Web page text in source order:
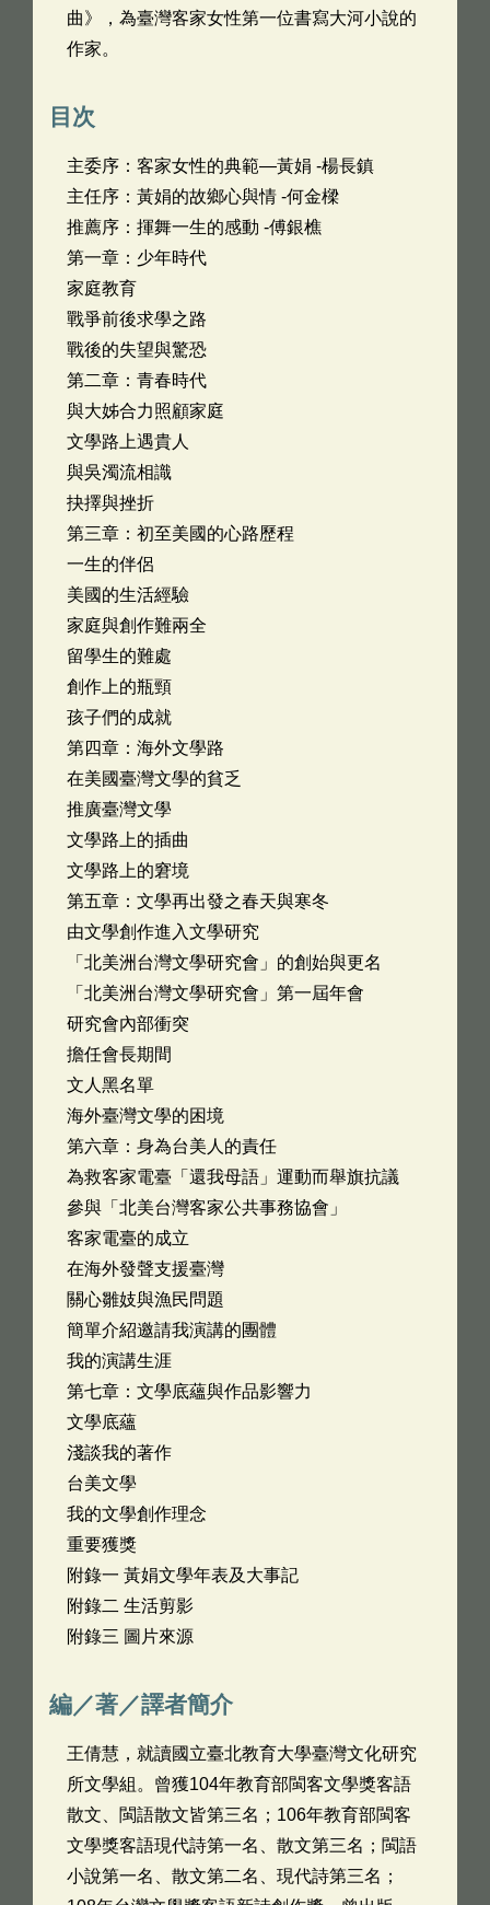
曲》，為臺灣客家女性第一位書寫大河小說的
作家。
目次
主委序：客家女性的典範—黃娟 -楊長鎮
主任序：黃娟的故鄉心與情 -何金樑
推薦序：揮舞一生的感動 -傅銀樵
第一章：少年時代
家庭教育
戰爭前後求學之路
戰後的失望與驚恐
第二章：青春時代
與大姊合力照顧家庭
文學路上遇貴人
與吳濁流相識
抉擇與挫折
第三章：初至美國的心路歷程
一生的伴侶
美國的生活經驗
家庭與創作難兩全
留學生的難處
創作上的瓶頸
孩子們的成就
第四章：海外文學路
在美國臺灣文學的貧乏
推廣臺灣文學
文學路上的插曲
文學路上的窘境
第五章：文學再出發之春天與寒冬
由文學創作進入文學研究
「北美洲台灣文學研究會」的創始與更名
「北美洲台灣文學研究會」第一屆年會
研究會內部衝突
擔任會長期間
文人黑名單
海外臺灣文學的困境
第六章：身為台美人的責任
為救客家電臺「還我母語」運動而舉旗抗議
參與「北美台灣客家公共事務協會」
客家電臺的成立
在海外發聲支援臺灣
關心雛妓與漁民問題
簡單介紹邀請我演講的團體
我的演講生涯
第七章：文學底蘊與作品影響力
文學底蘊
淺談我的著作
台美文學
我的文學創作理念
重要獲獎
附錄一 黃娟文學年表及大事記
附錄二 生活剪影
附錄三 圖片來源
編／著／譯者簡介
王倩慧，就讀國立臺北教育大學臺灣文化研究
所文學組。曾獲104年教育部閩客文學獎客語
散文、閩語散文皆第三名；106年教育部閩客
文學獎客語現代詩第一名、散文第三名；閩語
小說第一名、散文第二名、現代詩第三名；